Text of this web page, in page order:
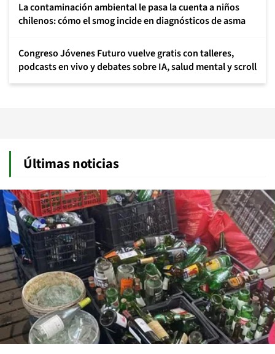
La contaminación ambiental le pasa la cuenta a niños
chilenos: cómo el smog incide en diagnósticos de asma
Congreso Jóvenes Futuro vuelve gratis con talleres,
podcasts en vivo y debates sobre IA, salud mental y scroll
Últimas noticias